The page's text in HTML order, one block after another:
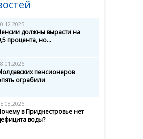
должны вырасти на
процента, но...
пенсионеров
ограбили
в Приднестровье нет
воды?